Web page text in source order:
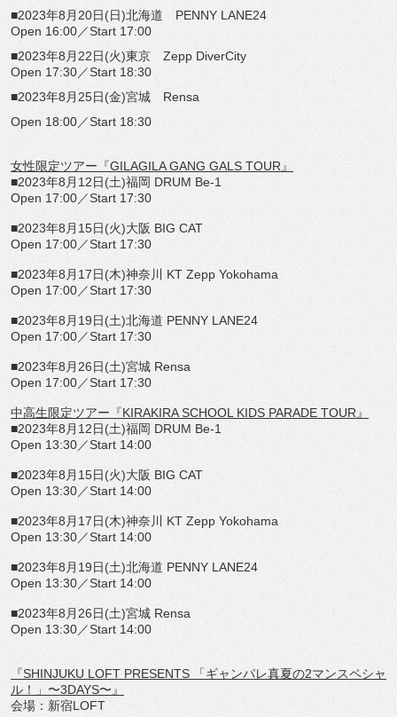
■2023年8 月 20日(日)北海道 PENNY LANE24
Open 16:00／Start 17:00
■2023年8 月 22日(火)東京 Zepp DiverCity
Open 17:30／Start 18:30
■2023年8 月 25日(金)宮城 Rensa
Open 18:00／Start 18:30
女性限定ツアー『GILAGILA GANG GALS TOUR 』
■2023年8月 12日(土)福岡 DRUM Be-1
Open 17:00／Start 17:30
■2023年8 月 15日(火)大阪 BIG CAT
Open 17:00／Start 17:30
■2023年8 月 17日(木)神奈川
KT Zepp Yokohama
Open 17:00／Start 17:30
■2023年8 月 19日(土)北海道 PENNY LANE24
Open 17:00／Start 17:30
■2023年8 月 26日(土)宮城 Rensa
Open 17:00／Start 17:30
中高生限定ツアー『KIRAKIRA SCHOOL KIDS PARADE TOUR 』
■2023年8 月 12日(土)福岡 DRUM Be-1
Open 13:30／Start 14:00
■2023年8 月 15日(火)大阪 BIG CAT
Open 13:30／Start 14:00
■2023年8 月 17日(木)神奈川
KT Zepp Yokohama
Open 13:30／Start 14:00
■2023年8 月 19日(土)北海道 PENNY LANE24
Open 13:30／Start 14:00
■2023年8 月 26日(土)宮城 Rensa
Open 13:30／Start 14:00
『SHINJUKU LOFT PRESENTS 「ギャンパレ真夏の2マンスペシャ
ル！」〜3DAYS〜』
会場：新宿LOFT